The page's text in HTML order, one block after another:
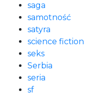
saga
samotność
satyra
science fiction
seks
Serbia
seria
sf